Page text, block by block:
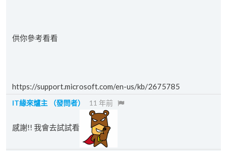
供你參考看看
https://support.microsoft.com/en-us/kb/2675785
IT緣來爐主 （發問者） 11 年前
感謝!! 我會去試試看